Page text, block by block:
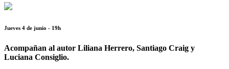
Jueves 4 de junio - 19h
Acompañan al autor Liliana Herrero, Santiago Craig y
Luciana Consiglio.